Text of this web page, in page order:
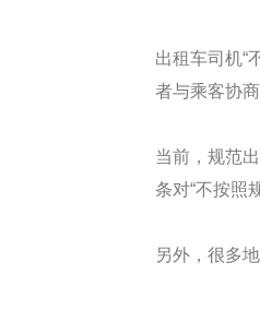
出租车司机“
者与乘客协
当前，规范
条对“不按照
另外，很多